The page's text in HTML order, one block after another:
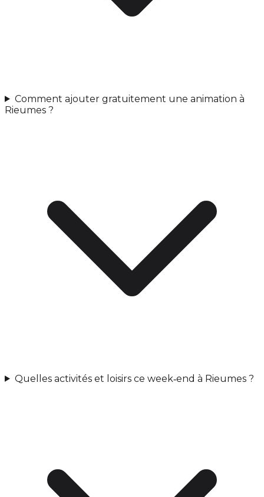
Comment ajouter gratuitement une animation à
Rieumes ?
Quelles activités et loisirs ce week‑end à Rieumes ?